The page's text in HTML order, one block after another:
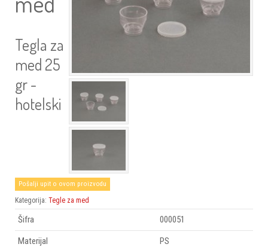
Tegla za
med 25
gr -
hotelski
Pošalji upit o ovom proizvodu
Kategorija: Tegle za med
Šifra
000051
Materijal
PS